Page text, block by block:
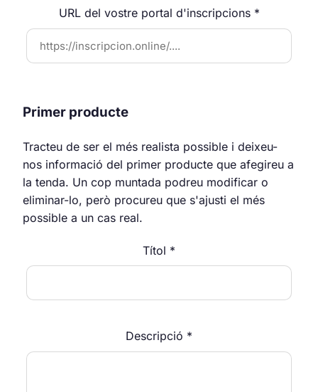
URL del vostre portal d'inscripcions *
Primer producte
Tracteu de ser el més realista possible i deixeu-
nos informació del primer producte que afegireu a
la tenda. Un cop muntada podreu modificar o
eliminar-lo, però procureu que s'ajusti el més
possible a un cas real.
Títol *
Descripció *